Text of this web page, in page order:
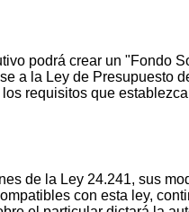
podrá crear un "Fondo
a la Ley de Presupuesto
requisitos que
de la Ley 24.241, sus
con esta ley,